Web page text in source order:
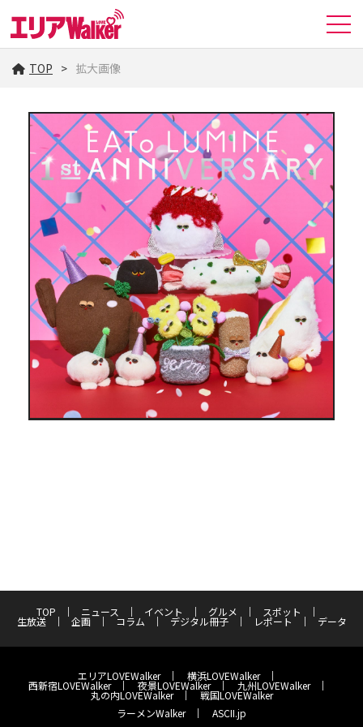
TOP 拡大画像
TOP ニュース イベント グルメ スポット
生放送 企画 コラム デジタル冊子 レポート データ
エリアLOVEWalker 横浜LOVEWalker
西新宿LOVEWalker 夜景LOVEWalker 九州LOVEWalker
丸の内LOVEWalker
戦国LOVEWalker
ラーメンWalker
ASCII.jp